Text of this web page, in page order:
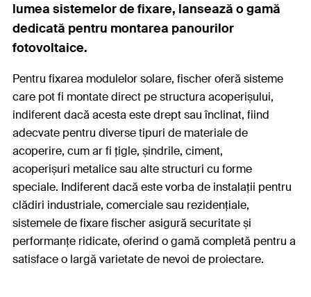
lumea sistemelor de fixare, lansează o gamă
dedicată pentru montarea panourilor
fotovoltaice.
Pentru fixarea modulelor solare, fischer oferă sisteme
care pot fi montate direct pe structura acoperișului,
indiferent dacă acesta este drept sau înclinat, fiind
adecvate pentru diverse tipuri de materiale de
acoperire, cum ar fi țigle, șindrile, ciment,
acoperișuri metalice sau alte structuri cu forme
speciale. Indiferent dacă este vorba de instalații pentru
clădiri industriale, comerciale sau rezidențiale,
sistemele de fixare fischer asigură securitate și
performanțe ridicate, oferind o gamă completă pentru a
satisface o largă varietate de nevoi de proiectare.